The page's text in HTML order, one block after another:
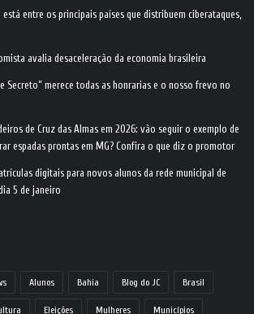
está entre os principais países que distribuem ciberataques,
avalia desaceleração da economia brasileira
Secreto” merece todas as honrarias e o nosso frevo no
de Cruz das Almas em 2026: vão seguir o exemplo de
espadas prontas em MG? Confira o que diz o promotor
digitais para novos alunos da rede municipal de
5 de janeiro
Alunos Bahia Blog do JC Brasil
Eleições Mulheres Municípios